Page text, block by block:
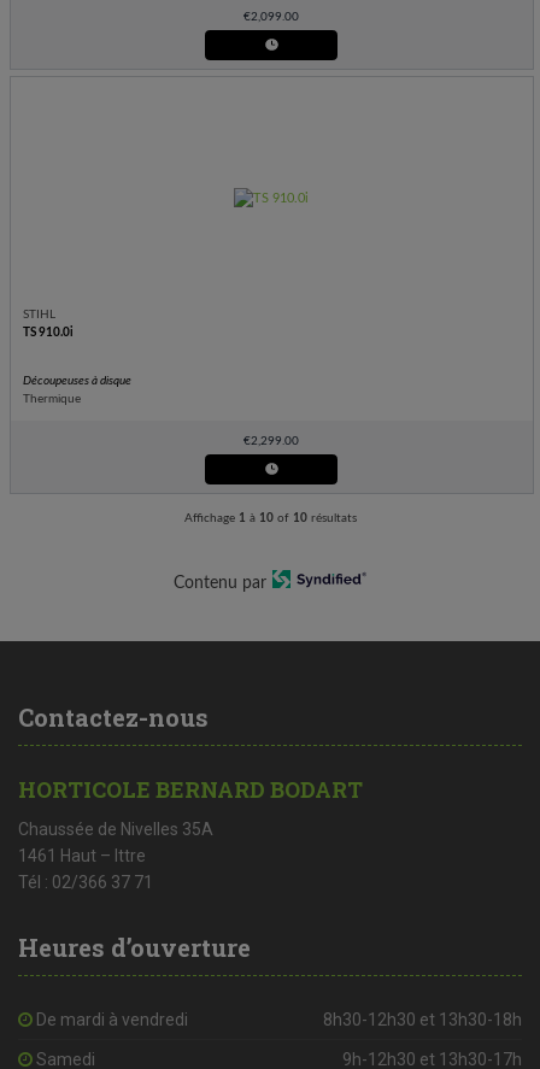
€2,099.00
STIHL
TS 910.0i
Découpeuses à disque
Thermique
€2,299.00
Affichage 1 à 10of 10résultats
Contenu par
Contactez-nous
HORTICOLE BERNARD BODART
Chaussée de Nivelles 35A
1461 Haut – Ittre
Tél : 02/366 37 71
Heures d’ouverture
De mardi à vendredi 8h30-12h30 et 13h30-18h
Samedi 9h-12h30 et 13h30-17h